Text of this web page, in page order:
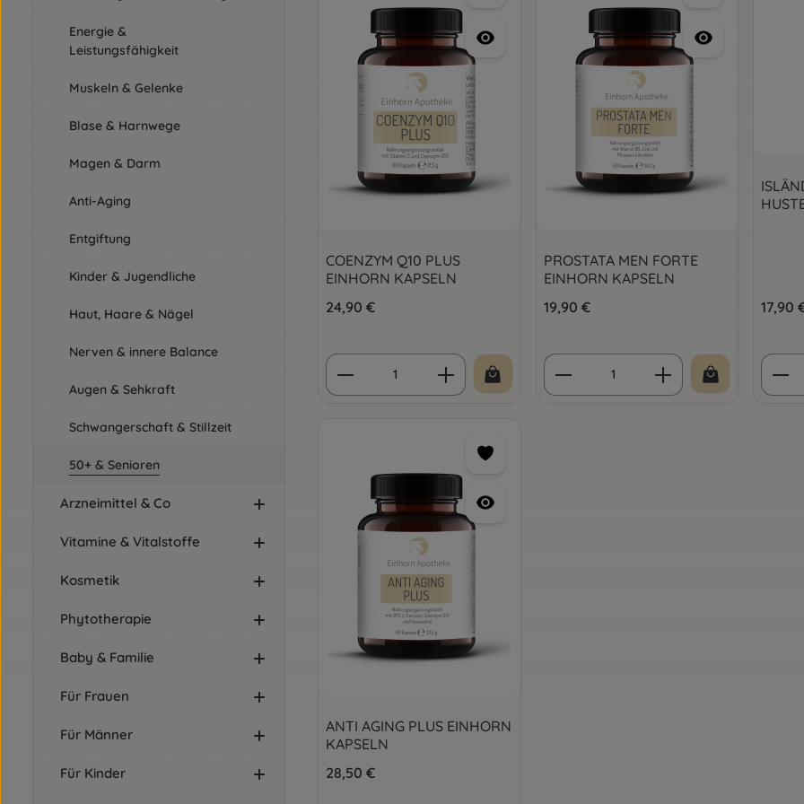
Energie &
Leistungsfähigkeit
Muskeln & Gelenke
Blase & Harnwege
Magen & Darm
Anti-Aging
Entgiftung
Kinder & Jugendliche
Haut, Haare & Nägel
Nerven & innere Balance
Augen & Sehkraft
Schwangerschaft & Stillzeit
50+ & Senioren
Arzneimittel & Co
Vitamine & Vitalstoffe
Kosmetik
Phytotherapie
Baby & Familie
Für Frauen
Für Männer
Für Kinder
COENZYM Q10 PLUS
EINHORN KAPSELN
Regulärer Preis:
24,90 €
Produkt Anzahl: Gib den gewünschten Wert
PROSTATA MEN FORTE
EINHORN KAPSELN
Regulärer Preis:
19,90 €
Produkt Anzahl: Gib den
17,90
ANTI AGING PLUS EINHORN
KAPSELN
Regulärer Preis:
28,50 €